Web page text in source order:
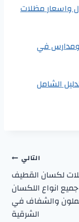
واسعار مظلات
في
الدمام 2026 | الدليل الشامل
التالي
لكسان القطيف
جميع انواع اللكسان
والشفاف في
الشرقية